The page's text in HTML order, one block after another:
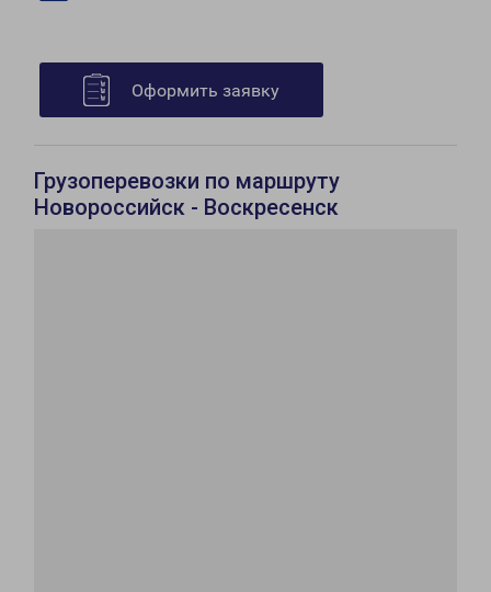
Оформить заявку
Грузоперевозки по маршруту
Новороссийск - Воскресенск